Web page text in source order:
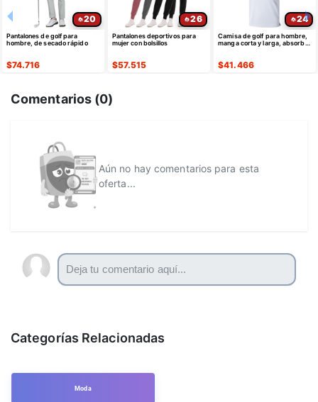
20
Pantalones de golf para
hombre, de secado rápido
$74.716
26
Pantalones deportivos para
mujer con bolsillos
$57.515
24
Camisa de golf para hombre,
manga corta y larga, absorbe
$41.466
Comentarios (0)
Aún no hay comentarios para esta
oferta...
Categorías Relacionadas
Moda